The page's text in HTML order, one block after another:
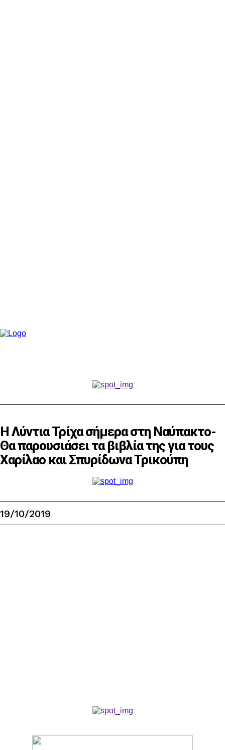
Η Λύντια Τρίχα σήμερα στη Ναύπακτο-
Θα παρουσιάσει τα βιβλία της για τους
Χαρίλαο και Σπυρίδωνα Τρικούπη
19/10/2019